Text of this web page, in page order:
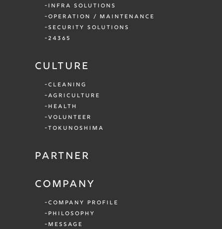
INFRA SOLUTIONS
OPERATION / MAINTENANCE
SECURITY SOLUTIONS
24365
CULTURE
CLEANING
AGRICULTURE
HEALTH
VOLUNTEER
TOKUNOSHIMA
PARTNER
COMPANY
COMPANY PROFILE
PHILOSOPHY
MESSAGE